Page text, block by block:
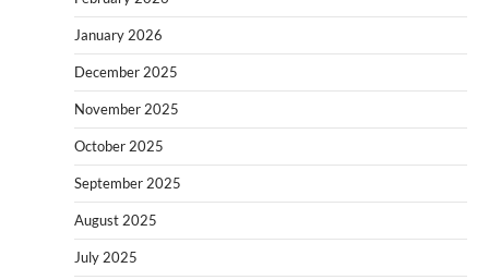
January 2026
December 2025
November 2025
October 2025
September 2025
August 2025
July 2025